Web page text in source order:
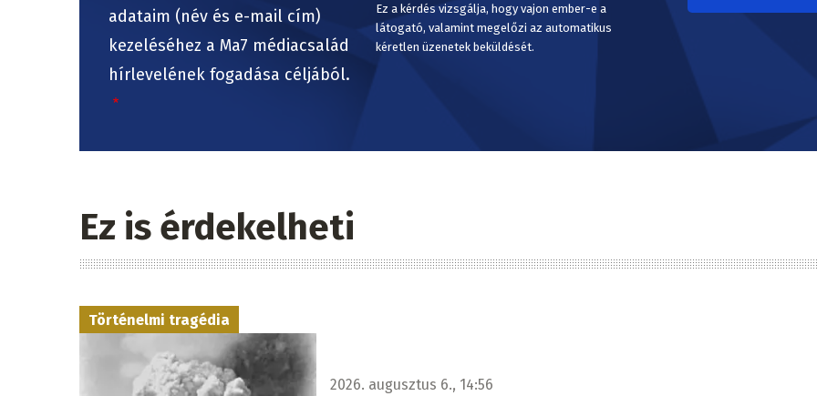
adataim (név és e-mail cím)
kezeléséhez a Ma7 médiacsalád
hírlevelének fogadása céljából.
Ez a kérdés vizsgálja, hogy vajon ember-e a
látogató, valamint megelőzi az automatikus
kéretlen üzenetek beküldését.
Ez is érdekelheti
Történelmi tragédia
2026. augusztus 6., 14:56